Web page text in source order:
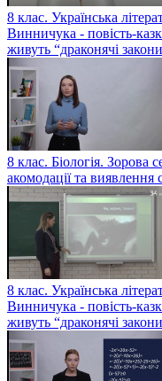
8 клас. Українська
Винничука - повість-
живуть “драконячі
8 клас. Біологія. Зорова
акомодації та виявлення
8 клас. Українська
Винничука - повість-
живуть “драконячі